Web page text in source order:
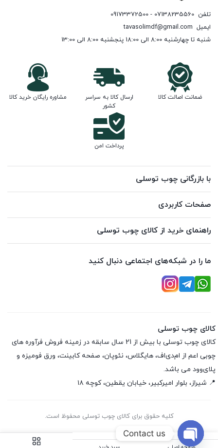
تلفن 07138235560 - 09173372500
ایمیل tavasolimdf@gmail.com
شنبه تا چهارشنبه 8:00 الی 18:00 پنجشنبه 8:00 الی 13:00
ضمانت اصالت کالا
ارسال کالا به سراسر
کشور
مشاوره رایگان خرید کالا
پرداخت امن
با بازرگانی چوب توسلی
صفحات کاربردی
راهنمای خرید از کالای چوب توسلی
ما را در شبکه‌های اجتماعی دنبال کنید
کالای چوب توسلی
کالای چوب توسلی با بیش از 21 سال سابقه در زمینه فروش فرآوره های
چوبی اعم از ام‌دی‌اف، هایگلاس، نئوپان، صفحه کابینت، ورق فومیزه و
پلای‌وود می باشد.
📍 شیراز، بلوار امیرکبیر، خیابان یقطین، کوچه ۱۸
کلیه حقوق برای کالای چوب توسلی محفوظ است.
Contact us